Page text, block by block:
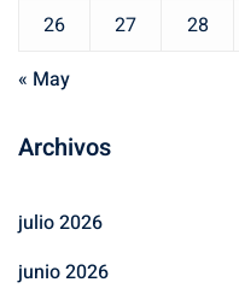
26
27 28
« May
Archivos
julio 2026
junio 2026